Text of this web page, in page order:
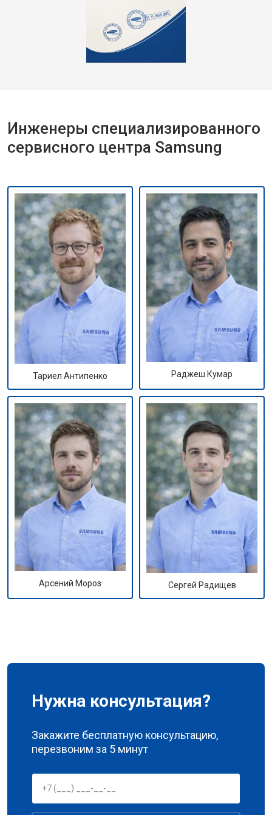
Инженеры специализированного
сервисного центра Samsung
Тариел Антипенко Раджеш Кумар
Арсений Мороз Сергей Радищев
Нужна консультация?
Закажите бесплатную консультацию,
перезвоним за 5 минут